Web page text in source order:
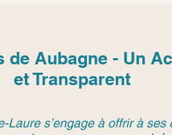
Aubagne - Un
et Transparent
s’engage à offrir à